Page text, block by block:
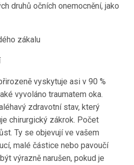
druhů očních onemocnění, jako
zákalu
vyskytuje asi v 90 %
vyvoláno traumatem oka.
zdravotní stav, který
chirurgický zákrok. Počet
Ty se objevují ve vašem
malé částice nebo pavoučí
výrazně narušen, pokud je